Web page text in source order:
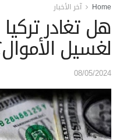
Home آخر الأخبار
هل تغادر تركيا
لغسيل
08/05/2024